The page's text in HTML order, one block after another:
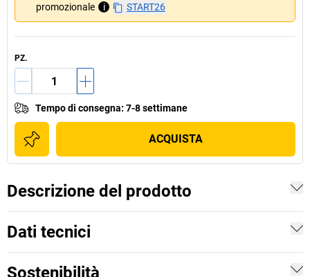
promozionale
i START26
PZ.
Tempo di consegna: 7-8 settimane
ACQUISTA
Descrizione del prodotto
Dati tecnici
Sostenibilità